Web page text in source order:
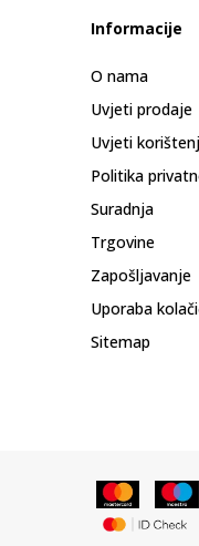
Informacije
O nama
Uvjeti prodaje
Uvjeti
Politika
Suradnja
Trgovine
Zapošljavanje
Uporaba
Sitemap